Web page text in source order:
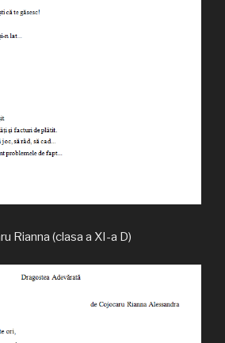
Rianna (clasa a XI-a D)